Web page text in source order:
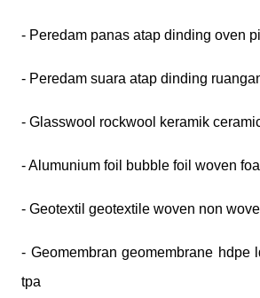
- Peredam panas atap dinding oven
- Peredam suara atap dinding
- Glasswool rockwool keramik
- Alumunium foil bubble foil woven
- Geotextil geotextile woven non
- Geomembran geomembrane hdpe
tpa